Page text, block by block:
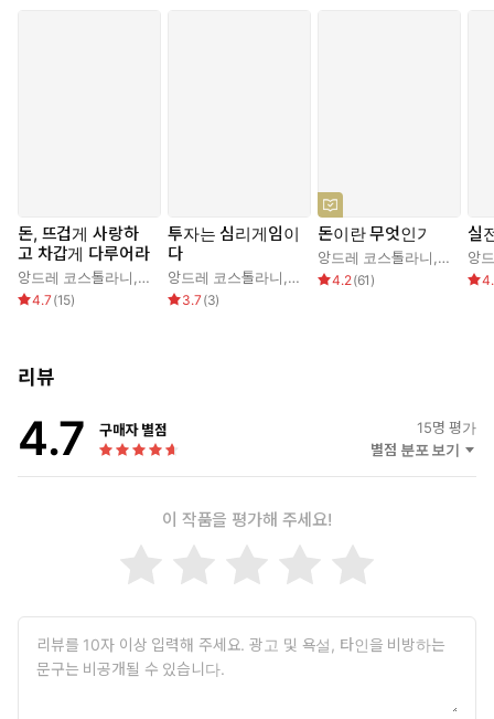
돈, 뜨겁게 사랑하
고 차갑게 다루어라
앙드레 코스톨라니, 한윤진
4.7 (15)
투자는 심리게임이
다
앙드레 코스톨라니, 정진상
3.7 (3)
돈이란 무엇인가
앙드레 코스톨라니, 서순승
4.2(61 )
실
앙
리뷰
4.7 구매자 별점 15명 평가
별점 분포 보기
이 작품을 평가해 주세요!